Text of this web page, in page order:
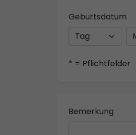
Geburtsdatum
* = Pflichtfelder
Bemerkung